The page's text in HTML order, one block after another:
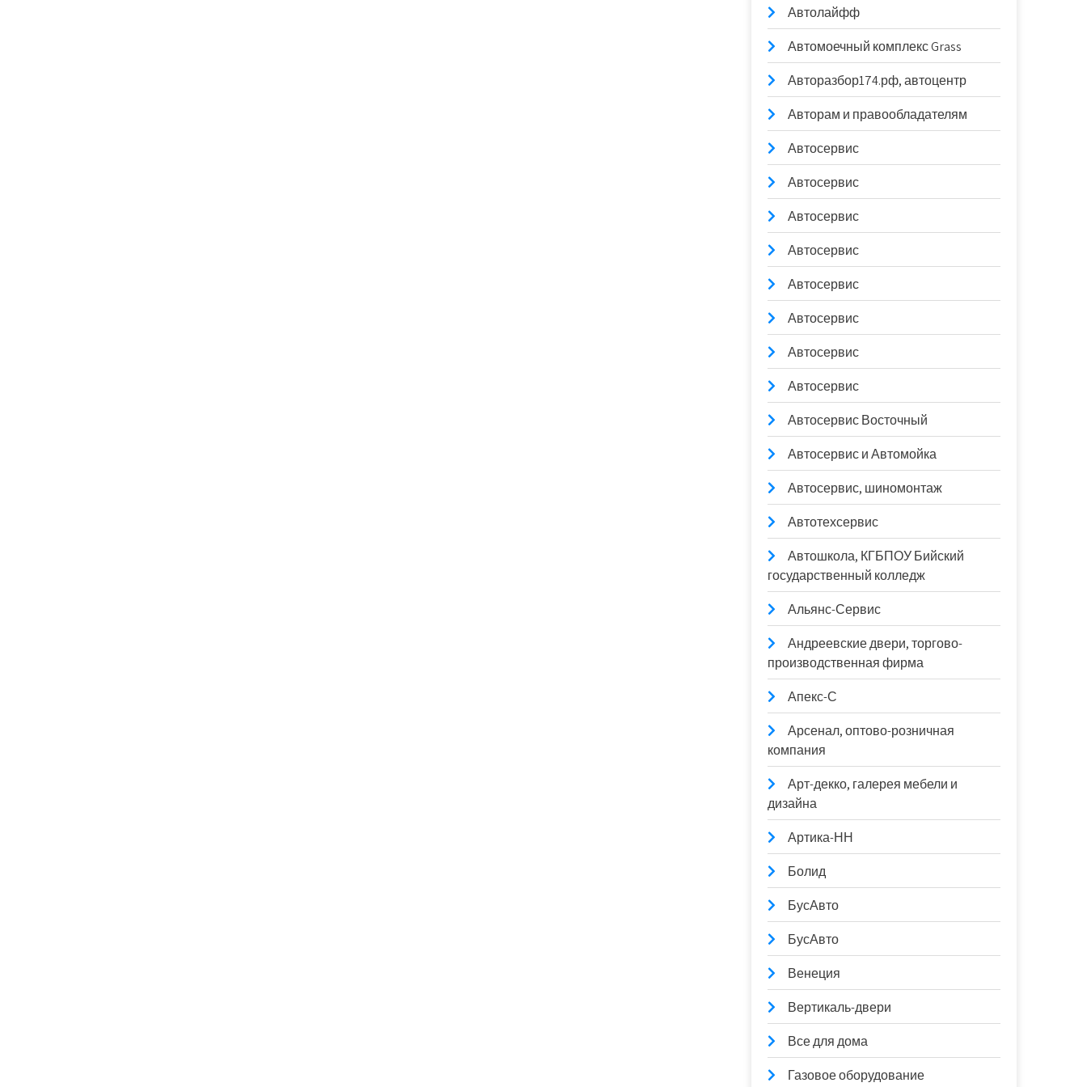
Автолайфф
Автомоечный комплекс Grass
Авторазбор174.рф, автоцентр
Авторам и правообладателям
Автосервис
Автосервис
Автосервис
Автосервис
Автосервис
Автосервис
Автосервис
Автосервис
Автосервис Восточный
Автосервис и Автомойка
Автосервис, шиномонтаж
Автотехсервис
Автошкола, КГБПОУ Бийский
государственный колледж
Альянс-Сервис
Андреевские двери, торгово-
производственная фирма
Апекс-С
Арсенал, оптово-розничная
компания
Арт-декко, галерея мебели и
дизайна
Артика-НН
Болид
БусАвто
БусАвто
Венеция
Вертикаль-двери
Все для дома
Газовое оборудование